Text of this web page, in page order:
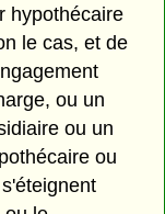
hypothécaire
le cas, et de
ou un
ou un
ou